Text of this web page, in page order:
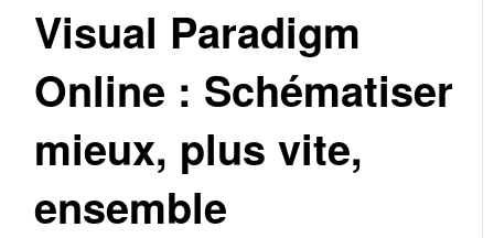
Visual Paradigm
Online : Schématiser
mieux, plus vite,
ensemble